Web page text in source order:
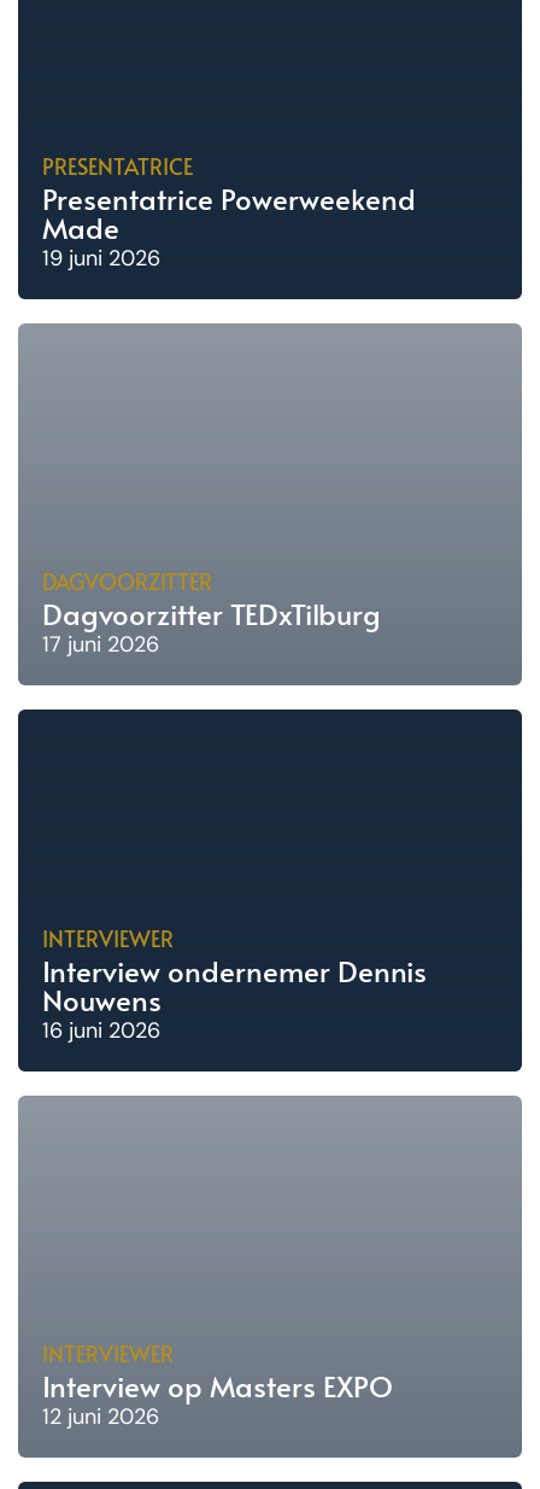
PRESENTATRICE
Presentatrice Powerweekend
Made
19 juni 2026
DAGVOORZITTER
Dagvoorzitter TEDxTilburg
17 juni 2026
INTERVIEWER
Interview ondernemer Dennis
Nouwens
16 juni 2026
INTERVIEWER
Interview op Masters EXPO
12 juni 2026